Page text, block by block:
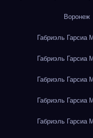
Воронеж
Габриэль Гарсиа
Габриэль Гарсиа
Габриэль Гарсиа
Габриэль Гарсиа
Габриэль Гарсиа